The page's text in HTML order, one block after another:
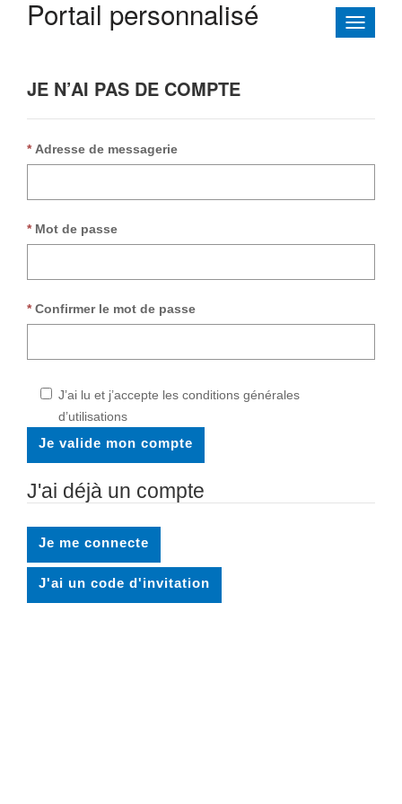
Portail personnalisé
Toggle
JE N’AI PAS DE COMPTE
Adresse de messagerie
Mot de passe
Confirmer le mot de passe
J’ai lu et j’accepte les conditions générales
d’utilisations
Je valide mon compte
J'ai déjà un compte
Je me connecte
J'ai un code d'invitation